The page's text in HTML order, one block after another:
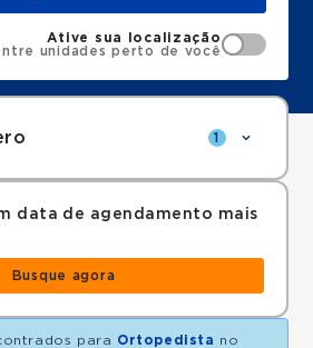
Ative sua localização
unidades perto de você
1
data de agendamento mais
Busque agora
para Ortopedista no